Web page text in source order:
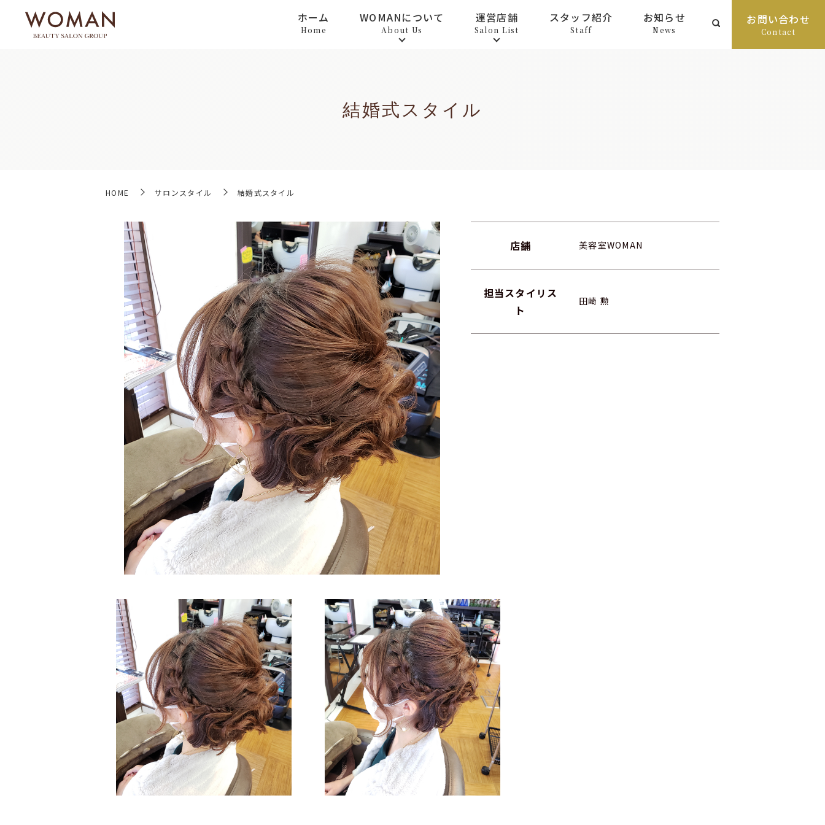
ホーム
Home
WOMANについて
About Us
運営店舗
Salon List
スタッフ紹介
Staff
お知らせ
News
お問い合わせ
Contact
結婚式スタイル
HOME サロンスタイル 結婚式スタイル
店舗 美容室WOMAN
担当スタイリス
ト
田崎 勲